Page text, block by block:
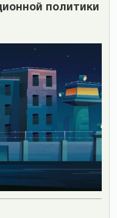
политики